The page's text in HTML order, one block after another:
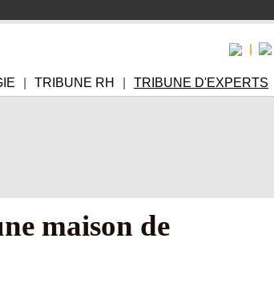
TRIBUNE RH TRIBUNE D'EXPERTS
maison de